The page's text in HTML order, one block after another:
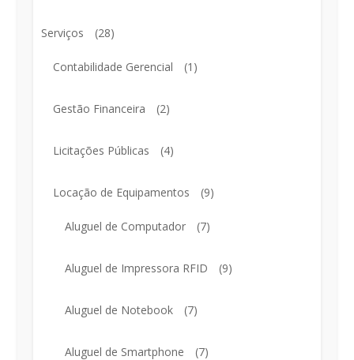
Serviços (28)
Contabilidade Gerencial (1)
Gestão Financeira (2)
Licitações Públicas (4)
Locação de Equipamentos (9)
Aluguel de Computador (7)
Aluguel de Impressora RFID (9)
Aluguel de Notebook (7)
Aluguel de Smartphone (7)